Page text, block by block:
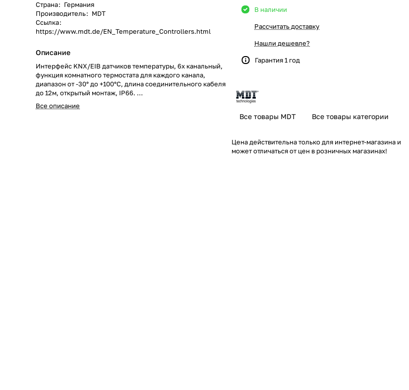
Страна: Германия
Производитель: MDT
Ссылка:
https://www.mdt.de/EN_Temperature_Controllers.html
Описание
Интерфейс KNX/EIB датчиков температуры, 6x канальный,
функция комнатного термостата для каждого канала,
диапазон от -30° до +100°C, длина соединительного кабеля
до 12м, открытый монтаж, IP66.
Интерфейс KNX/EIB датчиков температуры, 6x канальный,
функция комнатного термостата для каждого канала,
Все описание
В наличии
Рассчитать доставку
Нашли дешевле?
Гарантия 1 год
Все товары MDT Все товары категории
Цена действительна только для интернет-магазина и
может отличаться от цен в розничных магазинах!